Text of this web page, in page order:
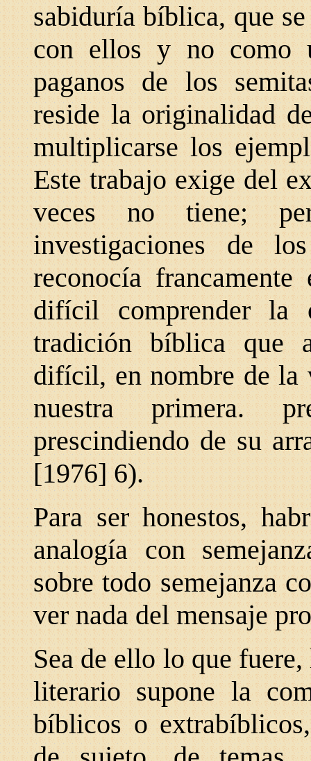
sabiduría bíblica, que
con ellos y no como
paganos de los
reside la originalidad
multiplicarse los
Este trabajo exige del
veces no tiene;
investigaciones de
reconocía
difícil comprender
tradición bíblica que
difícil, en nombre de la
nuestra primera.
prescindiendo de su
[1976] 6).
Para ser honestos,
analogía con
sobre todo semejanza
ver nada del mensaje
Sea de ello lo que
literario supone la
bíblicos o